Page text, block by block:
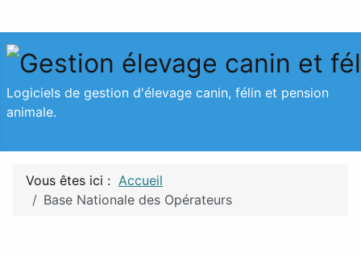
Logiciels de gestion d'élevage canin, félin et pension
animale.
Vous êtes ici : Accueil
Base Nationale des Opérateurs